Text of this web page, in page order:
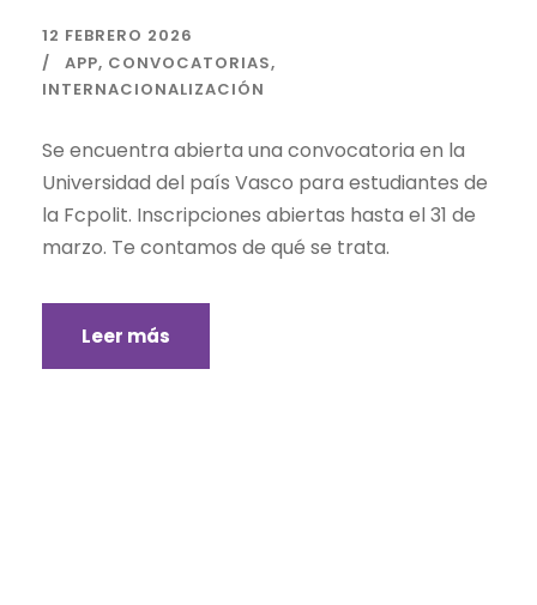
12 FEBRERO 2026
APP, CONVOCATORIAS,
INTERNACIONALIZACIÓN
Se encuentra abierta una convocatoria en la
Universidad del país Vasco para estudiantes de
la Fcpolit. Inscripciones abiertas hasta el 31 de
marzo. Te contamos de qué se trata.
Leer más